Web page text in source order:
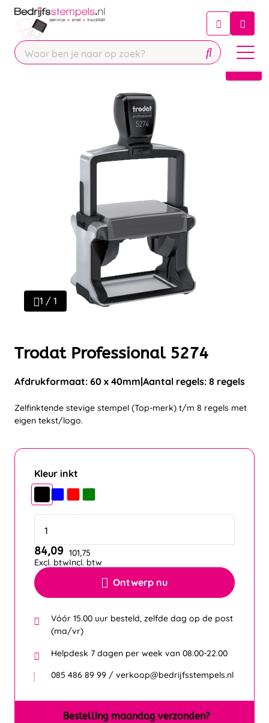
Chatbot
Chat 24/7 met onze chatbot voor
Contact
1 / 1
Trodat Professional 5274
Afdrukformaat: 60 x 40mm Aantal regels: 8 regels
Zelfinktende stevige stempel (Top-merk) t/m 8 regels met
eigen tekst/logo.
Kleur inkt
Ontwerp nu
84,09
Excl. btw
101,75
Incl. btw
Vóór 15.00 uur besteld, zelfde dag op de post
(ma/vr)
Helpdesk 7 dagen per week van 08.00-22.00
085 486 89 99 / verkoop@bedrijfsstempels.nl
Bestelling maandag verzonden?